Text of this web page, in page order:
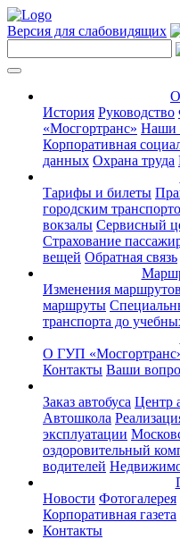
Версия для слабовидящих
История Руководство
«Мосгортранс» Наши
Корпоративная
данных Охрана труда
Тарифы и билеты
городским
вокзалы Сервисный
Страхование
вещей Обратная связь
Изменения маршрутов
маршруты
транспорта до
О ГУП
Контакты Ваши
Заказ автобуса Центр
Автошкола
эксплуатации
оздоровительный
водителей
Новости Фотогалерея
Корпоративная газета
Контакты